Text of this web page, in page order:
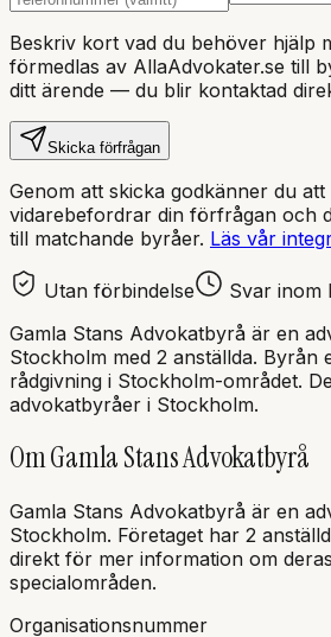
Beskriv kort vad du behöver hjälp
förmedlas av AllaAdvokater.se till
ditt ärende — du blir kontaktad
Skicka förfrågan
Genom att skicka godkänner du
vidarebefordrar din förfrågan och
till matchande byråer. Läs vår
Utan förbindelse
Svar inom
Gamla Stans Advokatbyrå är en
Stockholm med 2 anställda. Byrån
rådgivning i Stockholm-området.
advokatbyråer i Stockholm.
OmGamla Stans Advokatbyrå
Gamla Stans Advokatbyrå är en
Stockholm. Företaget har 2
direkt för mer information om
specialområden.
Organisationsnummer